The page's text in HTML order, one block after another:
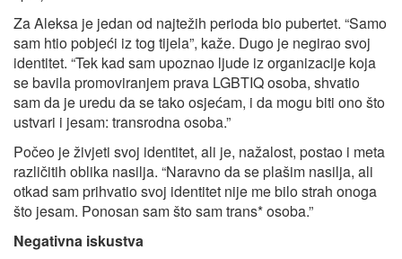
Za Aleksa je jedan od najtežih perioda bio pubertet. “Samo
sam htio pobjeći iz tog tijela”, kaže. Dugo je negirao svoj
identitet. “Tek kad sam upoznao ljude iz organizacije koja
se bavila promoviranjem prava LGBTIQ osoba, shvatio
sam da je uredu da se tako osjećam, i da mogu biti ono što
ustvari i jesam: transrodna osoba.”
Počeo je živjeti svoj identitet, ali je, nažalost, postao i meta
različitih oblika nasilja. “Naravno da se plašim nasilja, ali
otkad sam prihvatio svoj identitet nije me bilo strah onoga
što jesam. Ponosan sam što sam trans* osoba.”
Negativna iskustva